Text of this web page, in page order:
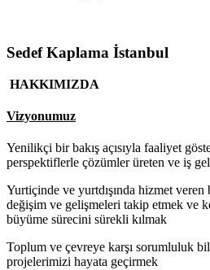
Sedef Kaplama İstanbul
HAKKIMIZDA
Vizyonumuz
Yenilikçi bir bakış açısıyla faaliyet
perspektiflerle çözümler üreten ve iş
Yurtiçinde ve yurtdışında hizmet
değişim ve gelişmeleri takip etmek ve
büyüme sürecini sürekli kılmak
Toplum ve çevreye karşı sorumluluk
projelerimizi hayata geçirmek